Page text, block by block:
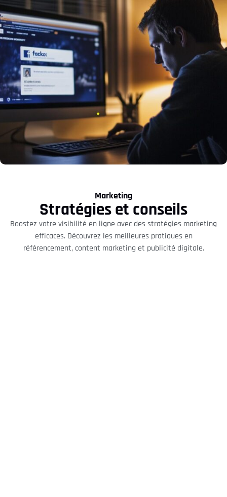
Marketing
Stratégies et conseils
Boostez votre visibilité en ligne avec des stratégies marketing
efficaces. Découvrez les meilleures pratiques en
référencement, content marketing et publicité digitale.